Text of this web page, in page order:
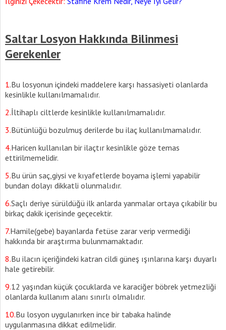
Saltar Losyon Hakkında Bilinmesi
Gerekenler
1.Bu losyonun içindeki maddelere karşı hassasiyeti olanlarda
kesinlikle kullanılmamalıdır.
2.İltihaplı ciltlerde kesinlikle kullanılmamalıdır.
3.Bütünlüğü bozulmuş derilerde bu ilaç kullanılmamalıdır.
4.Haricen kullanılan bir ilaçtır kesinlikle göze temas
ettirilmemelidir.
5.Bu ürün saç,giysi ve kıyafetlerde boyama işlemi yapabilir
bundan dolayı dikkatli olunmalıdır.
6.Saçlı deriye sürüldüğü ilk anlarda yanmalar ortaya çıkabilir bu
birkaç dakik içerisinde geçecektir.
7.Hamile(gebe) bayanlarda fetüse zarar verip vermediği
hakkında bir araştırma bulunmamaktadır.
8.Bu ilacın içeriğindeki katran cildi güneş ışınlarına karşı duyarlı
hale getirebilir.
9.12 yaşından küçük çocuklarda ve karaciğer böbrek yetmezliği
olanlarda kullanım alanı sınırlı olmalıdır.
10.Bu losyon uygulanırken ince bir tabaka halinde
uygulanmasına dikkat edilmelidir.